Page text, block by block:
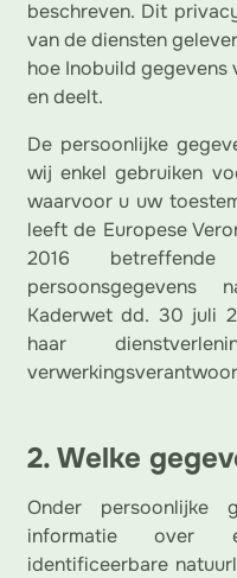
beschreven. Dit
van de diensten
hoe Inobuild gegevens
en deelt.
De persoonlijke
wij enkel gebruiken
waarvoor u uw
leeft de Europese
2016
Kaderwet dd. 30 juli
haar
2. Welke
Onder persoonlijke
informatie over
identificeerbare